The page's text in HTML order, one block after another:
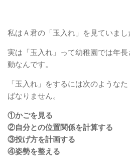
私はＡ君の「玉入れ」を見ていまし
実は「玉入れ」って幼稚園では年
動なんです。
「玉入れ」をするには次のような
ばなりません。
①かごを見る
②自分との位置関係を計算する
③投げ方を計画する
④姿勢を整える